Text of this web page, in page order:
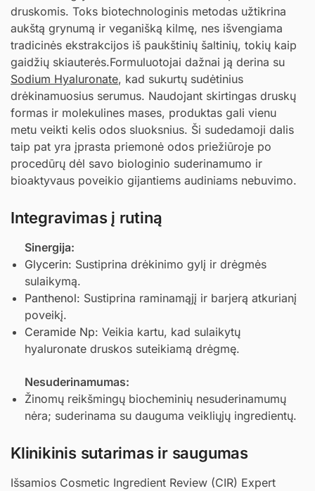
druskomis. Toks biotechnologinis metodas užtikrina
aukštą grynumą ir veganišką kilmę, nes išvengiama
tradicinės ekstrakcijos iš paukštinių šaltinių, tokių kaip
gaidžių skiauterės.Formuluotojai dažnai ją derina su
Sodium Hyaluronate, kad sukurtų sudėtinius
drėkinamuosius serumus. Naudojant skirtingas druskų
formas ir molekulines mases, produktas gali vienu
metu veikti kelis odos sluoksnius. Ši sudedamoji dalis
taip pat yra įprasta priemonė odos priežiūroje po
procedūrų dėl savo biologinio suderinamumo ir
bioaktyvaus poveikio gijantiems audiniams nebuvimo.
Integravimas į rutiną
Sinergija:
Glycerin: Sustiprina drėkinimo gylį ir drėgmės
sulaikymą.
Panthenol: Sustiprina raminamąjį ir barjerą atkurianį
poveikį.
Ceramide Np: Veikia kartu, kad sulaikytų
hyaluronate druskos suteikiamą drėgmę.
Nesuderinamumas:
Žinomų reikšmingų biocheminių nesuderinamumų
nėra; suderinama su dauguma veikliųjų ingredientų.
Klinikinis sutarimas ir saugumas
Išsamios Cosmetic Ingredient Review (CIR) Expert